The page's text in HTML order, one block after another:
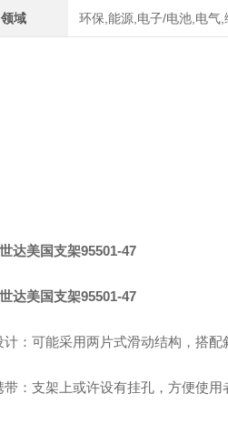
域 环保,能源,电子/电池,电气,
达美国支架95501-47
达美国支架95501-47
计：可能采用两片式滑动结构，搭
带：支架上或许设有挂孔，方便使用